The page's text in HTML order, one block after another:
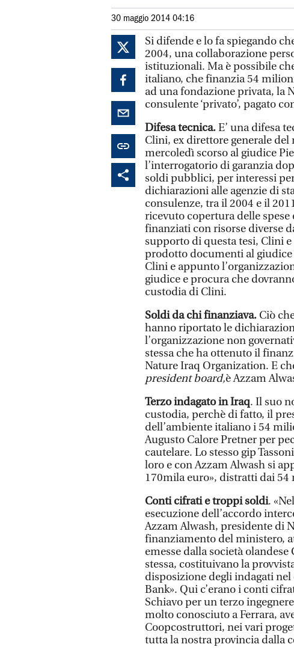
30 maggio 2014 04:16
Si difende e lo fa spiegando
2004, una collaborazione
istituzionali. Ma è possibile
italiano, che finanzia 54
ad una fondazione privata, la
consulente ‘privato’, pagato
Difesa tecnica.E’ una difesa
Clini, ex direttore generale
mercoledì scorso al giudice
l’interrogatorio di garanzia
soldi pubblici, per interessi
dichiarazioni alle agenzie di
consulenze, tra il 2004 e il
ricevuto copertura delle
finanziati con risorse diverse
supporto di questa tesi, Clini
prodotto documenti al giudice
Clini e appunto
giudice e procura che
custodia di Clini.
Soldi da chi finanziava. Ciò
hanno riportato le
l’organizzazione non
stessa che ha ottenuto il
Nature Iraq Organization. E
president board,è Azzam
Terzo indagato in Iraq. Il suo
custodia, perchè di fatto, il
dell’ambiente italiano i 54
Augusto Calore Pretner per
cautelare. Lo stesso gip
loro e con Azzam Alwash si
170mila euro», distratti dai
Conti cifrati e troppi soldi.
esecuzione dell’accordo
Azzam Alwash, presidente di
finanziamento del ministero,
emesse dalla società
stessa, costituivano la
disposizione degli indagati
Bank». Qui c’erano i conti
Schiavo per un terzo
molto conosciuto a Ferrara,
Coopcostruttori, nei vari
tutta la nostra provincia dalla